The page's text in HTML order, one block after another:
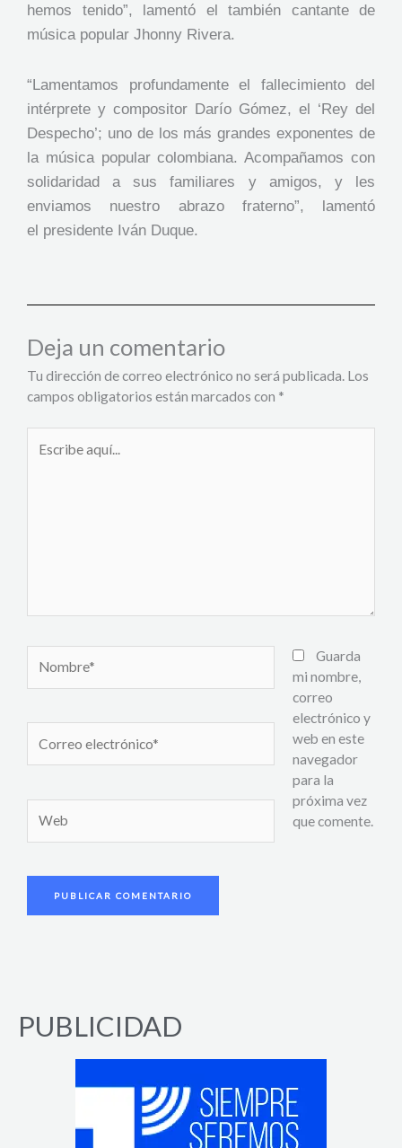
hemos tenido”, lamentó el también cantante de
música popular Jhonny Rivera.
“Lamentamos profundamente el fallecimiento del
intérprete y compositor Darío Gómez, el ‘Rey del
Despecho’; uno de los más grandes exponentes de
la música popular colombiana. Acompañamos con
solidaridad a sus familiares y amigos, y les
enviamos nuestro abrazo fraterno”, lamentó
el presidente Iván Duque.
Deja un comentario
Tu dirección de correo electrónico no será publicada. Los
campos obligatorios están marcados con *
aquí...
electrónico*
Guarda
mi nombre,
correo
electrónico y
web en este
navegador
para la
próxima vez
que comente.
PUBLICIDAD